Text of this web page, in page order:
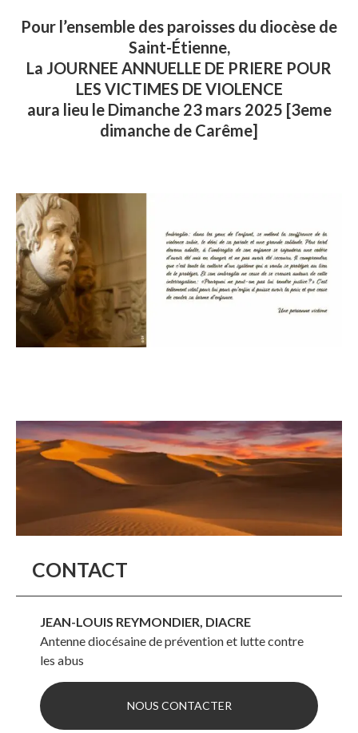
Pour l’ensemble des paroisses du diocèse de
Saint-Étienne,
La JOURNEE ANNUELLE DE PRIERE POUR
LES VICTIMES DE VIOLENCE
aura lieu le Dimanche 23 mars 2025 [3eme
dimanche de Carême]
CONTACT
JEAN-LOUIS REYMONDIER, DIACRE
Antenne diocésaine de prévention et lutte contre
les abus
NOUS CONTACTER